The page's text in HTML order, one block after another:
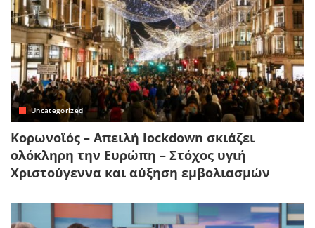
Uncategorized
Κορωνοϊός – Απειλή lockdown σκιάζει
ολόκληρη την Ευρώπη – Στόχος υγιή
Χριστούγεννα και αύξηση εμβολιασμών